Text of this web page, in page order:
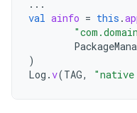
...
val ainfo = this .
)
Log .v(TAG,